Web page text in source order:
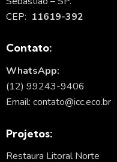
CEP: 11619-392
Contato:
WhatsApp:
(12) 99243-9406
Email: contato@icc.eco.br
Projetos:
Restaura Litoral Norte